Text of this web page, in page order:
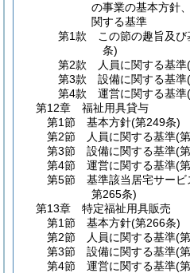
の事業の基本方針
関する基準
第1款
この節の趣旨及
条)
第2款
人員に関する基準
第3款
設備に関する基準
第4款
運営に関する基準
第12章
福祉用具貸与
第1節
基本方針(第249条)
第2節
人員に関する基準(
第3節
設備に関する基準(
第4節
運営に関する基準(
第5節
基準該当居宅サー
第265条)
第13章
特定福祉用具販売
第1節
基本方針(第266条)
第2節
人員に関する基準(
第3節
設備に関する基準(
第4節
運営に関する基準(